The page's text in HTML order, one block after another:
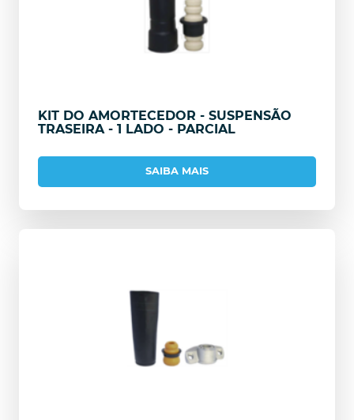
KIT DO AMORTECEDOR - SUSPENSÃO
TRASEIRA - 1 LADO - PARCIAL
SAIBA MAIS